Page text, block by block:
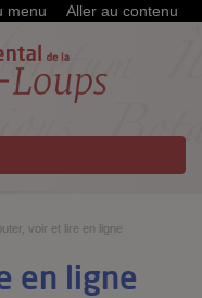
menu Aller au contenu
voir et lire en ligne
en ligne